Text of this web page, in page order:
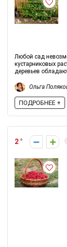
Любой сад
кустарниковых
деревьев
Ольга
ПОДРОБНЕЕ +
2